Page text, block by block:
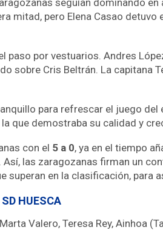
seguían dominando
mitad, pero Elena Casao detuvo
paso por vestuarios. Andres
sobre Cris Beltrán. La capitana
para refrescar el juego
que demostraba su calidad y
con el 5 a 0, ya en el tiempo
las zaragozanas firman un
superan en la clasificación, para
HUESCA
Valero, Teresa Rey, Ainhoa